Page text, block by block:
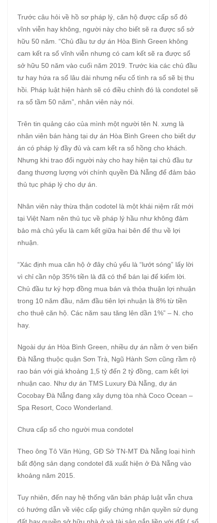
Trước câu hỏi về hồ sơ pháp lý, căn hộ được cấp sổ đỏ
vĩnh viễn hay không, người này cho biết sẽ ra được sổ sở
hữu 50 năm. “Chủ đầu tư dự án Hòa Bình Green không
cam kết ra sổ vĩnh viễn nhưng có cam kết sẽ ra được sổ
sở hữu 50 năm vào cuối năm 2019. Trước kia các chủ đầu
tư hay hứa ra sổ lâu dài nhưng nếu cố tình ra sổ sẽ bị thu
hồi. Pháp luật hiện hành sẽ có điều chỉnh đó là condotel sẽ
ra sổ tầm 50 năm”, nhân viên này nói.
Trên tin quảng cáo của mình một người tên N. xưng là
nhân viên bán hàng tại dự án Hòa Bình Green cho biết dự
án có pháp lý đầy đủ và cam kết ra sổ hồng cho khách.
Nhưng khi trao đổi người này cho hay hiện tại chủ đầu tư
đang thương lượng với chính quyền Đà Nẵng để đảm bảo
thủ tục pháp lý cho dự án.
Nhân viên này thừa thận codotel là một khái niệm rất mới
tại Việt Nam nên thủ tục về pháp lý hầu như không đảm
bảo mà chủ yếu là cam kết giữa hai bên để thu về lợi
nhuận.
“Xác định mua căn hộ ở đây chủ yếu là “lướt sóng” lấy lời
vì chỉ cần nộp 35% tiền là đã có thể bán lại để kiếm lời.
Chủ đầu tư ký hợp đồng mua bán và thỏa thuận lợi nhuận
trong 10 năm đầu, năm đầu tiên lợi nhuận là 8% từ tiền
cho thuê căn hộ. Các năm sau tăng lên dần 1%” – N. cho
hay.
Ngoài dự án Hòa Bình Green, nhiều dự án nằm ở ven biển
Đà Nẵng thuộc quận Sơn Trà, Ngũ Hành Sơn cũng rầm rộ
rao bán với giá khoảng 1,5 tỷ đến 2 tỷ đồng, cam kết lợi
nhuận cao. Như dự án TMS Luxury Đà Nẵng, dự án
Cocobay Đà Nẵng đang xây dựng tòa nhà Coco Ocean –
Spa Resort, Coco Wonderland.
Chưa cấp sổ cho người mua condotel
Theo ông Tô Văn Hùng, GĐ Sở TN-MT Đà Nẵng loại hình
bất động sản dạng condotel đã xuất hiện ở Đà Nẵng vào
khoảng năm 2015.
Tuy nhiên, đến nay hệ thống văn bản pháp luật vẫn chưa
có hướng dẫn về việc cấp giấy chứng nhận quyền sử dụng